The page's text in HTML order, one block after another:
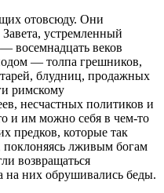
отовсюду. Они
устремленный
восемнадцать веков
— толпа грешников,
блудниц, продажных
римскому
несчастных политиков и
и им можно себя в чем-то
предков, которые так
лживым богам
возвращаться
на них обрушивались беды.